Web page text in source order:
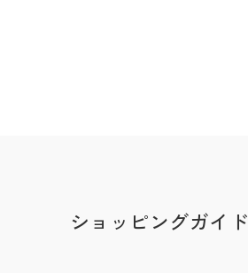
ショッピングガイド